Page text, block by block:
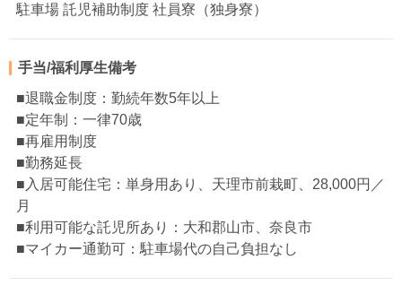
駐車場 託児補助制度 社員寮（独身寮）
手当/福利厚生備考
■退職金制度：勤続年数5年以上
■定年制：一律70歳
■再雇用制度
■勤務延長
■入居可能住宅：単身用あり、天理市前栽町、28,000円／
月
■利用可能な託児所あり：大和郡山市、奈良市
■マイカー通勤可：駐車場代の自己負担なし